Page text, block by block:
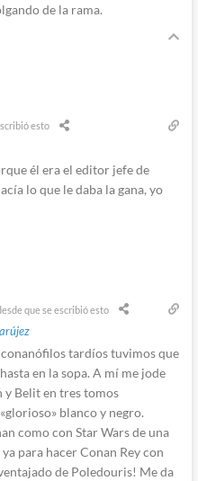
de la rama.
esto
él era el editor jefe de
lo que le daba la gana, yo
que se escribió esto
tardíos tuvimos que
en la sopa. A mí me jode
y Belit en tres tomos
blanco y negro.
como con Star Wars de una
para hacer Conan Rey con
de Poledouris! Me da